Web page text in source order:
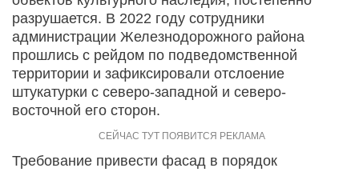
разрушается. В 2022 году сотрудники
администрации Железнодорожного района
прошлись с рейдом по подведомственной
территории и зафиксировали отслоение
штукатурки с северо-западной и северо-
восточной его сторон.
Требование привести фасад в порядок